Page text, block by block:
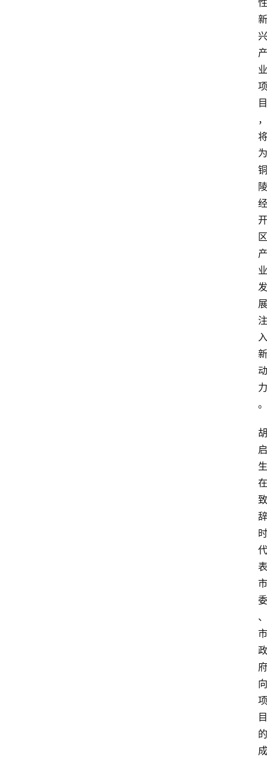
性
新
兴
产
业
项
目
，
将
为
铜
陵
经
开
区
产
业
发
展
注
入
新
动
力
。
胡
启
生
在
致
辞
时
代
表
市
委
、
市
政
府
向
项
目
的
成